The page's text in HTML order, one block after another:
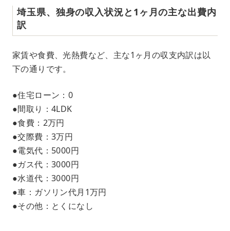
埼玉県、独身の収入状況と1ヶ月の主な出費内
訳
家賃や食費、光熱費など、主な1ヶ月の収支内訳は以
下の通りです。
●住宅ローン：0
●間取り：4LDK
●食費：2万円
●交際費：3万円
●電気代：5000円
●ガス代：3000円
●水道代：3000円
●車：ガソリン代月1万円
●その他：とくになし